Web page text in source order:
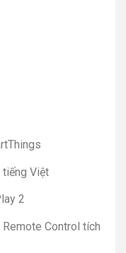
Việt
2
Control tích